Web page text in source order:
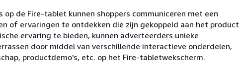
de Fire-tablet kunnen shoppers communiceren met een
of ervaringen te ontdekken die zijn gekoppeld aan het product
ervaring te bieden, kunnen adverteerders unieke
door middel van verschillende interactieve onderdelen,
productdemo's, etc. op het Fire-tabletwekscherm.